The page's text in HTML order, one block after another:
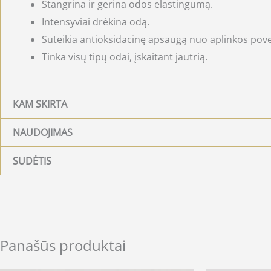
Stangrina ir gerina odos elastingumą.
Intensyviai drėkina odą.
Suteikia antioksidacinę apsaugą nuo aplinkos
Tinka visų tipų odai, įskaitant jautrią.
KAM SKIRTA
NAUDOJIMAS
SUDĖTIS
Panašūs produktai